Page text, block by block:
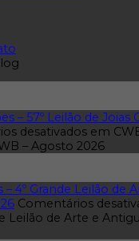
– 57º Leilão de Joias
desativados em
– Agosto 2026
– 4º Grande Leilão de
Comentários
Leilão de Arte e